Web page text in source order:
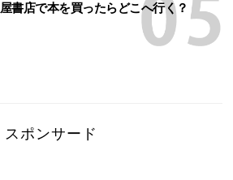
屋書店で本を買ったらどこへ行く？
スポンサード